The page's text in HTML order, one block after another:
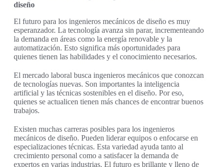
diseño
El futuro para los ingenieros mecánicos de diseño es muy
esperanzador. La tecnología avanza sin parar, incrementeando
la demanda en áreas como la energía renovable y la
automatización. Esto significa más oportunidades para
quienes tienen las habilidades y el conocimiento necesarios.
El mercado laboral busca ingenieros mecánicos que conozcan
de tecnologías nuevas. Son importantes la inteligencia
artificial y las técnicas sostenibles en el diseño. Por eso,
quienes se actualicen tienen más chances de encontrar buenos
trabajos.
Existen muchas carreras posibles para los ingenieros
mecánicos de diseño. Pueden liderar equipos o enfocarse en
especializaciones técnicas. Esta variedad ayuda tanto al
crecimiento personal como a satisfacer la demanda de
expertos en varias industrias. El futuro es brillante y lleno de